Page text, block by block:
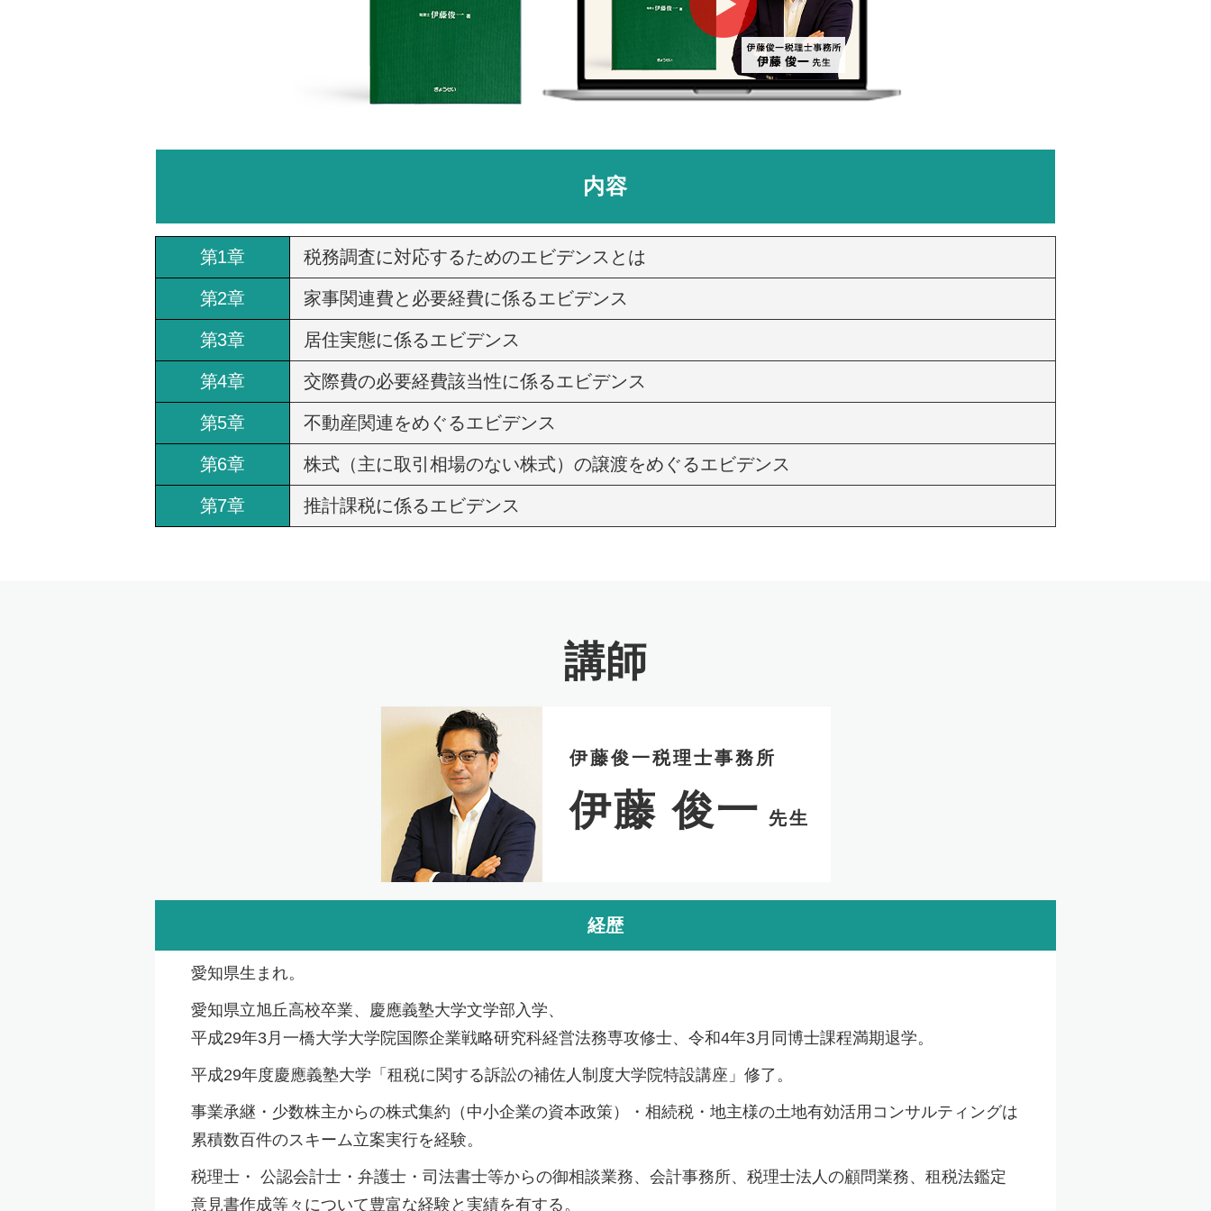
内容
第1章 税務調査に対応するためのエビデンスとは
第2章 家事関連費と必要経費に係るエビデンス
第3章 居住実態に係るエビデンス
第4章 交際費の必要経費該当性に係るエビデンス
第5章 不動産関連をめぐるエビデンス
第6章 株式（主に取引相場のない株式）の譲渡をめぐるエビデンス
第7章 推計課税に係るエビデンス
講師
伊藤俊一税理士事務所
伊藤 俊一 先生
経歴
愛知県生まれ。
愛知県立旭丘高校卒業、慶應義塾大学文学部入学、
平成29年3月一橋大学大学院国際企業戦略研究科経営法務専攻修士、令和4年3月同博士課程満期退学。
平成29年度慶應義塾大学「租税に関する訴訟の補佐人制度大学院特設講座」修了。
事業承継・少数株主からの株式集約（中小企業の資本政策）・相続税・地主様の土地有効活用コンサルティングは
累積数百件のスキーム立案実行を経験。
税理士・ 公認会計士・弁護士・司法書士等からの御相談業務、会計事務所、税理士法人の顧問業務、租税法鑑定
意見書作成等々について豊富な経験と実績を有する。